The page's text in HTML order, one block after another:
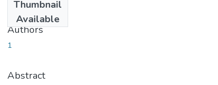
Thumbnail
Available
2016-11-21
Authors
1
Abstract